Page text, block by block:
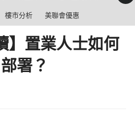
樓市分析 美聯會優惠
】置業人士如何
部署？